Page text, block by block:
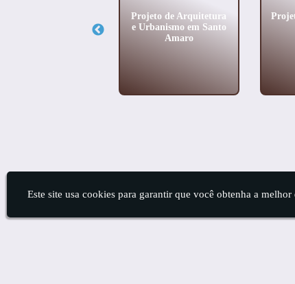
Projeto de Arquitetura
e Urbanismo em Santo
Amaro
Este site usa cookies para garantir que você obtenha a melhor